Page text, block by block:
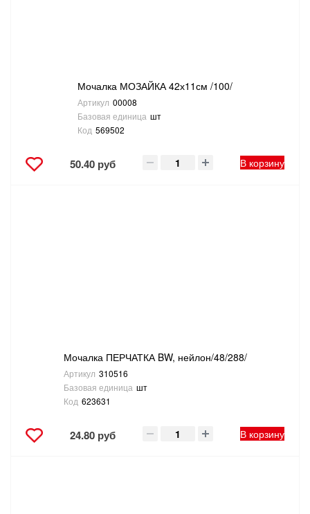
Мочалка МОЗАЙКА 42х11см /100/
Артикул 00008
Базовая единица шт
Код 569502
50.40 руб В корзину
Мочалка ПЕРЧАТКА BW, нейлон/48/288/
Артикул 310516
Базовая единица шт
Код 623631
24.80 руб В корзину